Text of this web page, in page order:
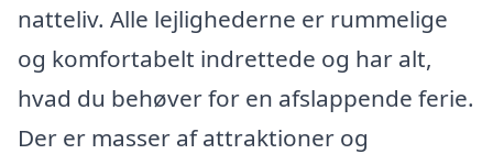
natteliv. Alle lejlighederne er rummelige
og komfortabelt indrettede og har alt,
hvad du behøver for en afslappende ferie.
Der er masser af attraktioner og